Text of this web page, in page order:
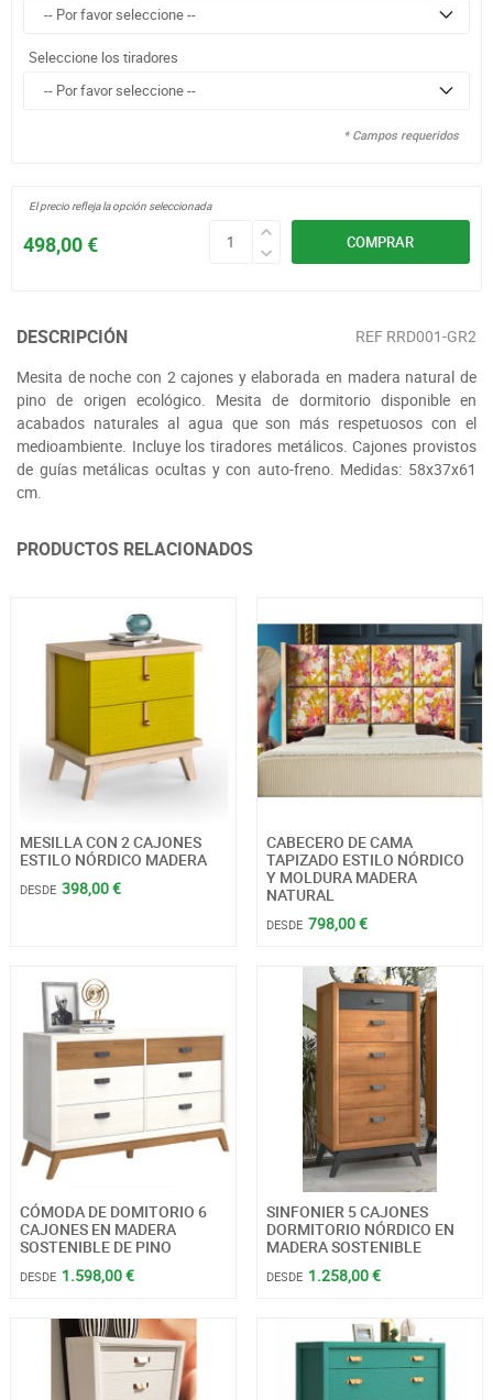
Seleccione los tiradores
* Campos requeridos
COMPRAR
498,00 €
El precio refleja la opción seleccionada
DESCRIPCIÓN REF RRD001-GR2
Mesita de noche con 2 cajones y elaborada en madera natural de
pino de origen ecológico. Mesita de dormitorio disponible en
acabados naturales al agua que son más respetuosos con el
medioambiente. Incluye los tiradores metálicos. Cajones provistos
de guías metálicas ocultas y con auto-freno. Medidas: 58x37x61
cm.
PRODUCTOS RELACIONADOS
MESILLA CON 2 CAJONES
ESTILO NÓRDICO MADERA
DESDE 398,00 €
CABECERO DE CAMA
TAPIZADO ESTILO NÓRDICO
Y MOLDURA MADERA
NATURAL
DESDE 798,00 €
CÓMODA DE DOMITORIO 6
CAJONES EN MADERA
SOSTENIBLE DE PINO
DESDE 1.598,00 €
SINFONIER 5 CAJONES
DORMITORIO NÓRDICO EN
MADERA SOSTENIBLE
DESDE 1.258,00 €